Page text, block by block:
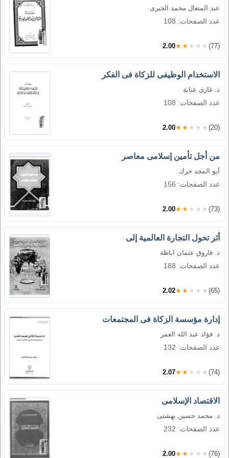
عبد المتعال محمد الجبرى
عدد الصفحات: 108
2.00★★★★★ (77)
الاستخدام الوظيفى للزكاة فى الفكر
د. غازى عناية
عدد الصفحات: 108
2.00★★★★★ (20)
من أجل تأمين إسلامى معاصر
أبو المجد حرك
عدد الصفحات: 156
2.00★★★★★ (73)
أثر تحول التجارة العالمية إلى
د. فاروق عثمان اباظة
عدد الصفحات: 188
2.02★★★★★ (65)
إدارة مؤسسة الزكاة فى المجتمعات
د. فؤاد عبد الله العمر
عدد الصفحات: 132
2.07★★★★★ (74)
الاقتصاد الإسلامى
د. محمد حسين بهشتى
عدد الصفحات: 232
2.00★★★★★ (76)